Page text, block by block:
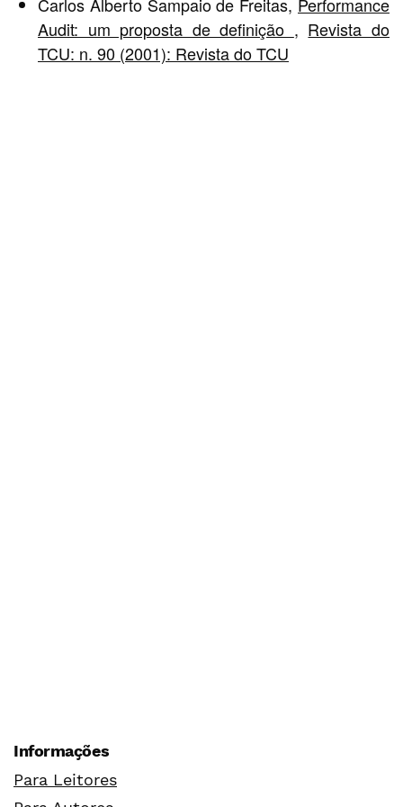
Audit: um proposta de definição , Revista do
TCU: n. 90 (2001): Revista do TCU
Informações
Para Leitores